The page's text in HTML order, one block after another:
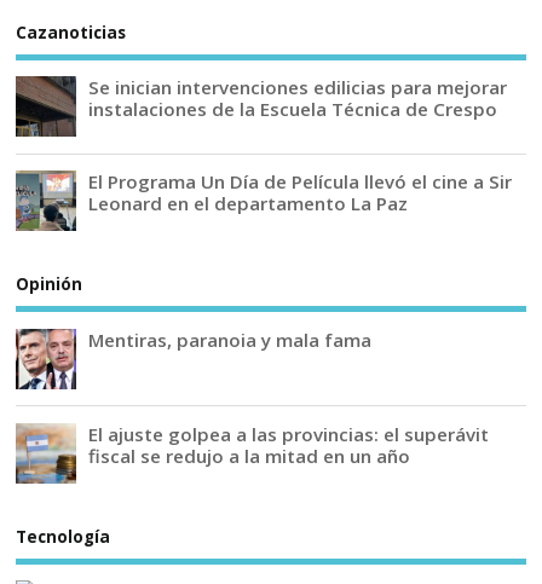
Cazanoticias
Se inician intervenciones edilicias para mejorar
instalaciones de la Escuela Técnica de Crespo
El Programa Un Día de Película llevó el cine a Sir
Leonard en el departamento La Paz
Opinión
Mentiras, paranoia y mala fama
El ajuste golpea a las provincias: el superávit
fiscal se redujo a la mitad en un año
Tecnología